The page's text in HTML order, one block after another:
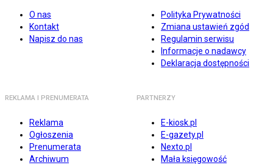
O nas
Kontakt
Napisz do nas
Polityka Prywatności
Zmiana ustawień zgód
Regulamin serwisu
Informacje o nadawcy
Deklaracja dostępności
REKLAMA I PRENUMERATA
Reklama
Ogłoszenia
Prenumerata
Archiwum
PARTNERZY
E-kiosk.pl
E-gazety.pl
Nexto.pl
Mała księgowość